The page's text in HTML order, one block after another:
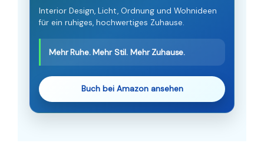
Interior Design, Licht, Ordnung und Wohnideen
für ein ruhiges, hochwertiges Zuhause.
Mehr Ruhe. Mehr Stil. Mehr Zuhause.
Buch bei Amazon ansehen